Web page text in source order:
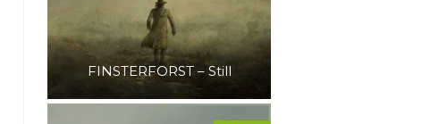
FINSTERFORST – Still